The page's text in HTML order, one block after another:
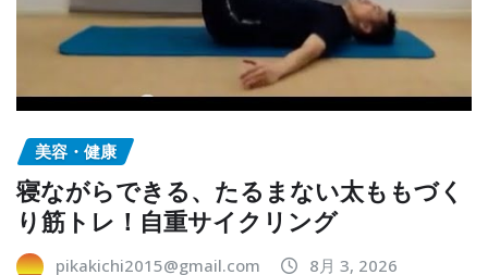
美容・健康
寝ながらできる、たるまない太ももづく
り筋トレ！自重サイクリング
pikakichi2015@gmail.com 8月 3, 2026